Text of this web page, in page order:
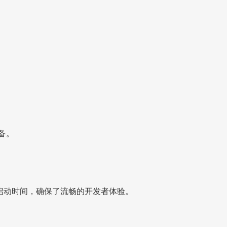
时间，确保了流畅的开发者体验。